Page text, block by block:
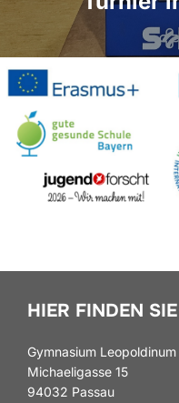
HIER FINDEN
Gymnasium Leopoldinum
Michaeligasse 15
94032 Passau